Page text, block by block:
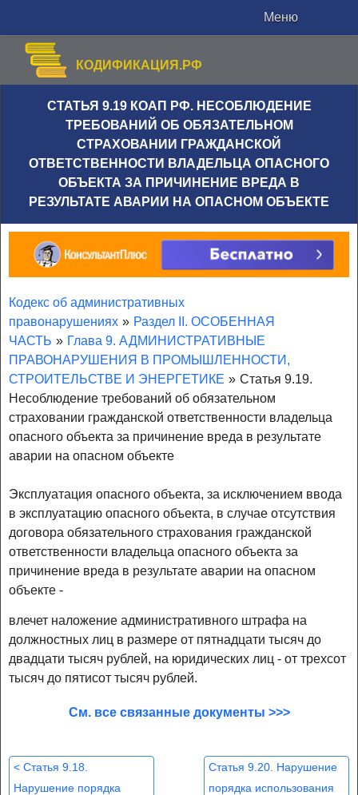
Меню
КОДИФИКАЦИЯ.РФ
СТАТЬЯ 9.19 КОАП РФ. НЕСОБЛЮДЕНИЕ
ТРЕБОВАНИЙ ОБ ОБЯЗАТЕЛЬНОМ
СТРАХОВАНИИ ГРАЖДАНСКОЙ
ОТВЕТСТВЕННОСТИ ВЛАДЕЛЬЦА ОПАСНОГО
ОБЪЕКТА ЗА ПРИЧИНЕНИЕ ВРЕДА В
РЕЗУЛЬТАТЕ АВАРИИ НА ОПАСНОМ ОБЪЕКТЕ
Кодекс об административных
правонарушениях » Раздел II. ОСОБЕННАЯ
ЧАСТЬ » Глава 9. АДМИНИСТРАТИВНЫЕ
ПРАВОНАРУШЕНИЯ В ПРОМЫШЛЕННОСТИ,
СТРОИТЕЛЬСТВЕ И ЭНЕРГЕТИКЕ » Статья 9.19.
Несоблюдение требований об обязательном
страховании гражданской ответственности владельца
опасного объекта за причинение вреда в результате
аварии на опасном объекте
Эксплуатация опасного объекта, за исключением ввода
в эксплуатацию опасного объекта, в случае отсутствия
договора обязательного страхования гражданской
ответственности владельца опасного объекта за
причинение вреда в результате аварии на опасном
объекте -
влечет наложение административного штрафа на
должностных лиц в размере от пятнадцати тысяч до
двадцати тысяч рублей, на юридических лиц - от трехсот
тысяч до пятисот тысяч рублей.
См. все связанные документы >>>
< Статья 9.18.
Нарушение порядка
Статья 9.20. Нарушение
порядка использования